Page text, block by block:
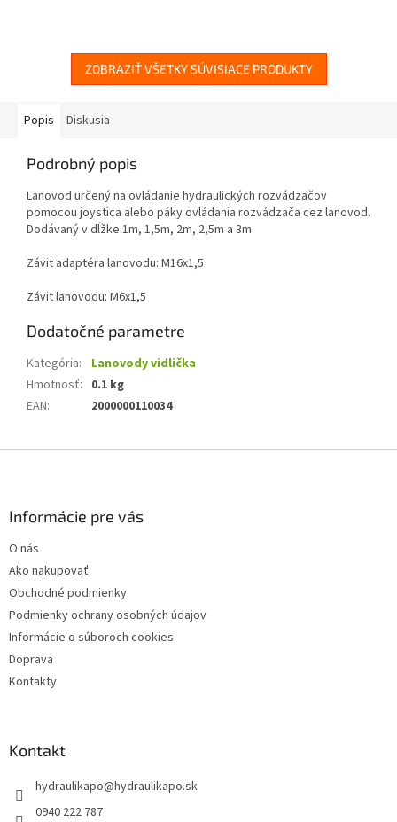
ZOBRAZIŤ VŠETKY SÚVISIACE PRODUKTY
Popis Diskusia
Podrobný popis
Lanovod určený na ovládanie hydraulických rozvádzačov
pomocou joystica alebo páky ovládania rozvádzača cez lanovod.
Dodávaný v dĺžke 1m, 1,5m, 2m, 2,5m a 3m.
Závit adaptéra lanovodu: M16x1,5
Závit lanovodu: M6x1,5
Dodatočné parametre
Kategória:
Lanovody vidlička
Hmotnosť: 0.1 kg
EAN: 2000000110034
Informácie pre vás
O nás
Ako nakupovať
Obchodné podmienky
Podmienky ochrany osobných údajov
Informácie o súboroch cookies
Doprava
Kontakty
Kontakt
hydraulikapo@hydraulikapo.sk
0940 222 787